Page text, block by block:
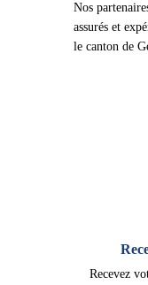
Nos
assurés et
le canton de
Recevez